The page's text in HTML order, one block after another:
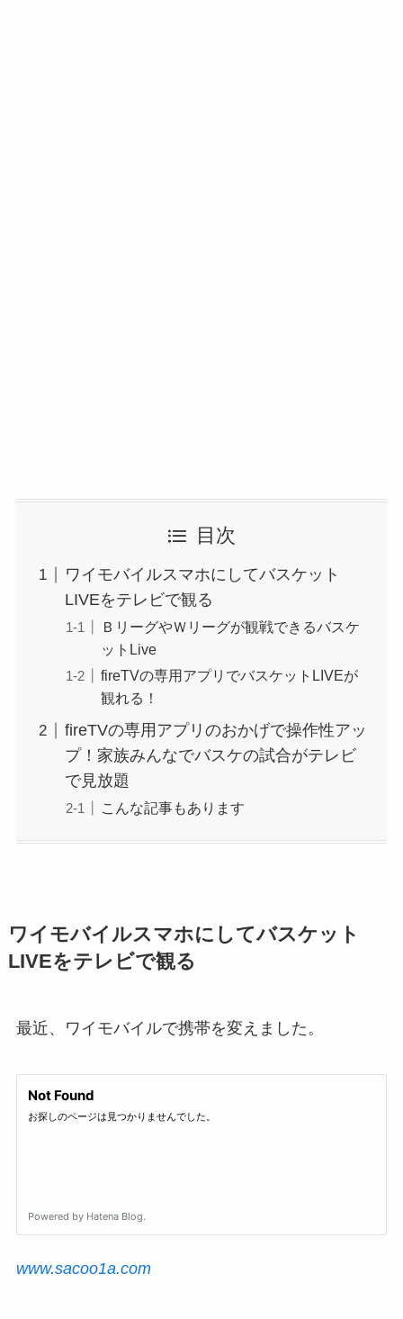
目次
ワイモバイルスマホにしてバスケット
LIVEをテレビで観る
ＢリーグやＷリーグが観戦できるバスケ
ットLive
fireTVの専用アプリでバスケットLIVEが
観れる！
fireTVの専用アプリのおかげで操作性アッ
プ！家族みんなでバスケの試合がテレビ
で見放題
こんな記事もあります
ワイモバイルスマホにしてバスケット
LIVEをテレビで観る
最近、ワイモバイルで携帯を変えました。
www.sacoo1a.com